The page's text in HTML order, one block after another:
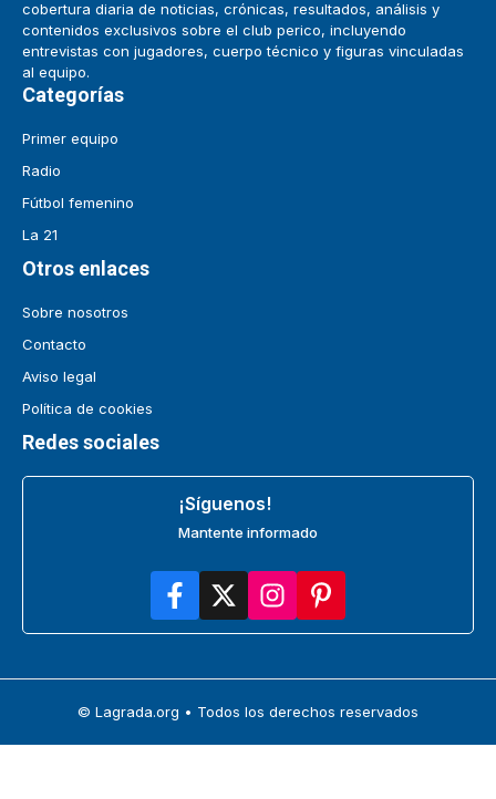
cobertura diaria de noticias, crónicas, resultados, análisis y
contenidos exclusivos sobre el club perico, incluyendo
entrevistas con jugadores, cuerpo técnico y figuras vinculadas
al equipo.
Categorías
Primer equipo
Radio
Fútbol femenino
La 21
Otros enlaces
Sobre nosotros
Contacto
Aviso legal
Política de cookies
Redes sociales
¡Síguenos!
Mantente informado
© Lagrada.org • Todos los derechos reservados